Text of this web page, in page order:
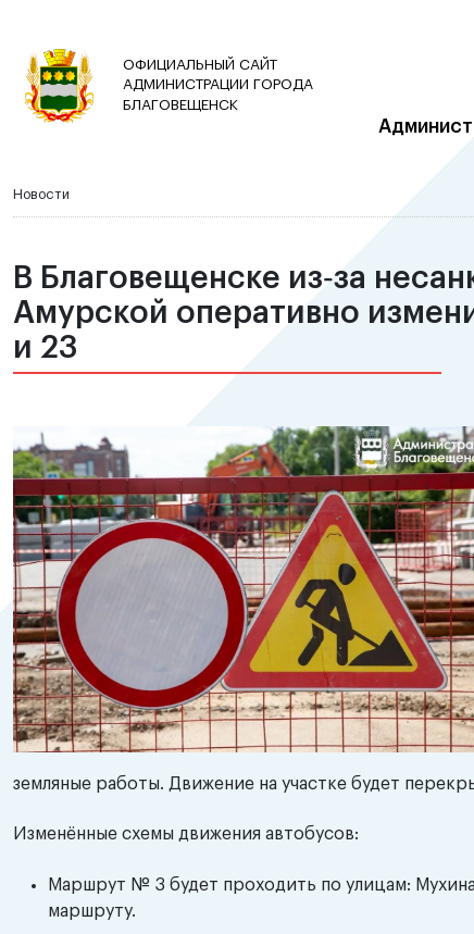
ОФИЦИАЛЬНЫЙ САЙТ
АДМИНИСТРАЦИИ ГОРОДА
БЛАГОВЕЩЕНСК
Новости
В Благовещенске из‑за
Амурской оперативно
и 23
земляные работы. Движение на участке будет
Изменённые схемы движения автобусов:
Маршрут № 3 будет проходить по улицам:
маршруту.